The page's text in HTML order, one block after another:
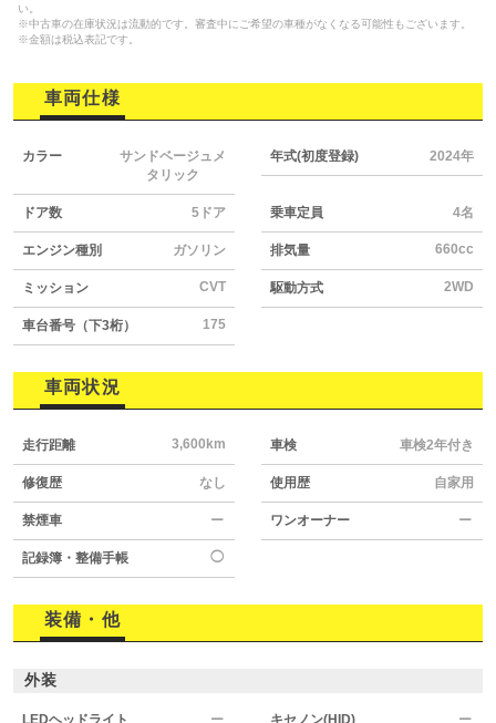
い。
※中古車の在庫状況は流動的です。審査中にご希望の車種がなくなる可能性もございます。
※金額は税込表記です。
車両仕様
カラー
サンドベージュメ
タリック
年式(初度登録) 2024年
ドア数 5ドア 乗車定員 4名
エンジン種別 ガソリン 排気量 660cc
ミッション CVT 駆動方式 2WD
車台番号（下3桁） 175
車両状況
走行距離 3,600km 車検 車検2年付き
修復歴 なし 使用歴 自家用
禁煙車 ー ワンオーナー ー
記録簿・整備手帳 ◯
装備・他
外装
LEDヘッドライト ー キセノン(HID) ー